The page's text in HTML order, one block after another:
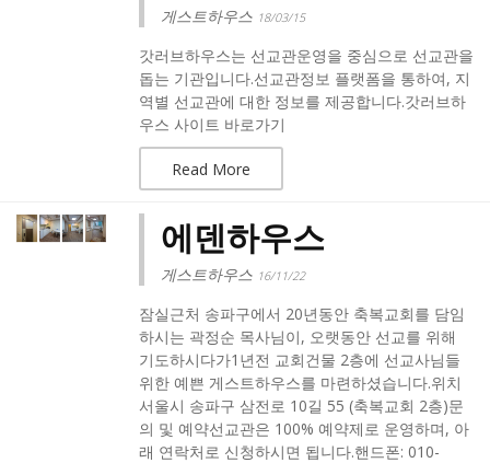
게스트하우스 18/03/15
갓러브하우스는 선교관운영을 중심으로 선교관을
돕는 기관입니다.선교관정보 플랫폼을 통하여, 지
역별 선교관에 대한 정보를 제공합니다.갓러브하
우스 사이트 바로가기
Read More
에덴하우스
게스트하우스 16/11/22
잠실근처 송파구에서 20년동안 축복교회를 담임
하시는 곽정순 목사님이, 오랫동안 선교를 위해
기도하시다가1년전 교회건물 2층에 선교사님들
위한 예쁜 게스트하우스를 마련하셨습니다.위치
서울시 송파구 삼전로 10길 55 (축복교회 2층)문
의 및 예약선교관은 100% 예약제로 운영하며, 아
래 연락처로 신청하시면 됩니다.핸드폰: 010-